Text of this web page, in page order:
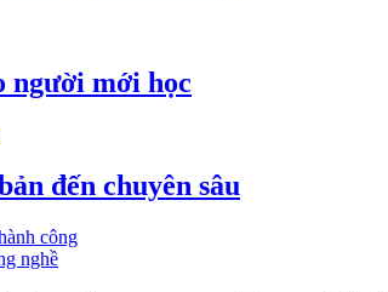
người mới học
đến chuyên sâu
công
nghề